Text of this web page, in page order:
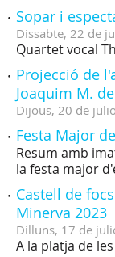
Sopar i
Dissabte, 22 de
Quartet vocal
Projecció de
Joaquim M.
Dijous, 20 de
Festa Major
Resum amb
la festa major
Castell de
Minerva 2023
Dilluns, 17 de
A la platja de